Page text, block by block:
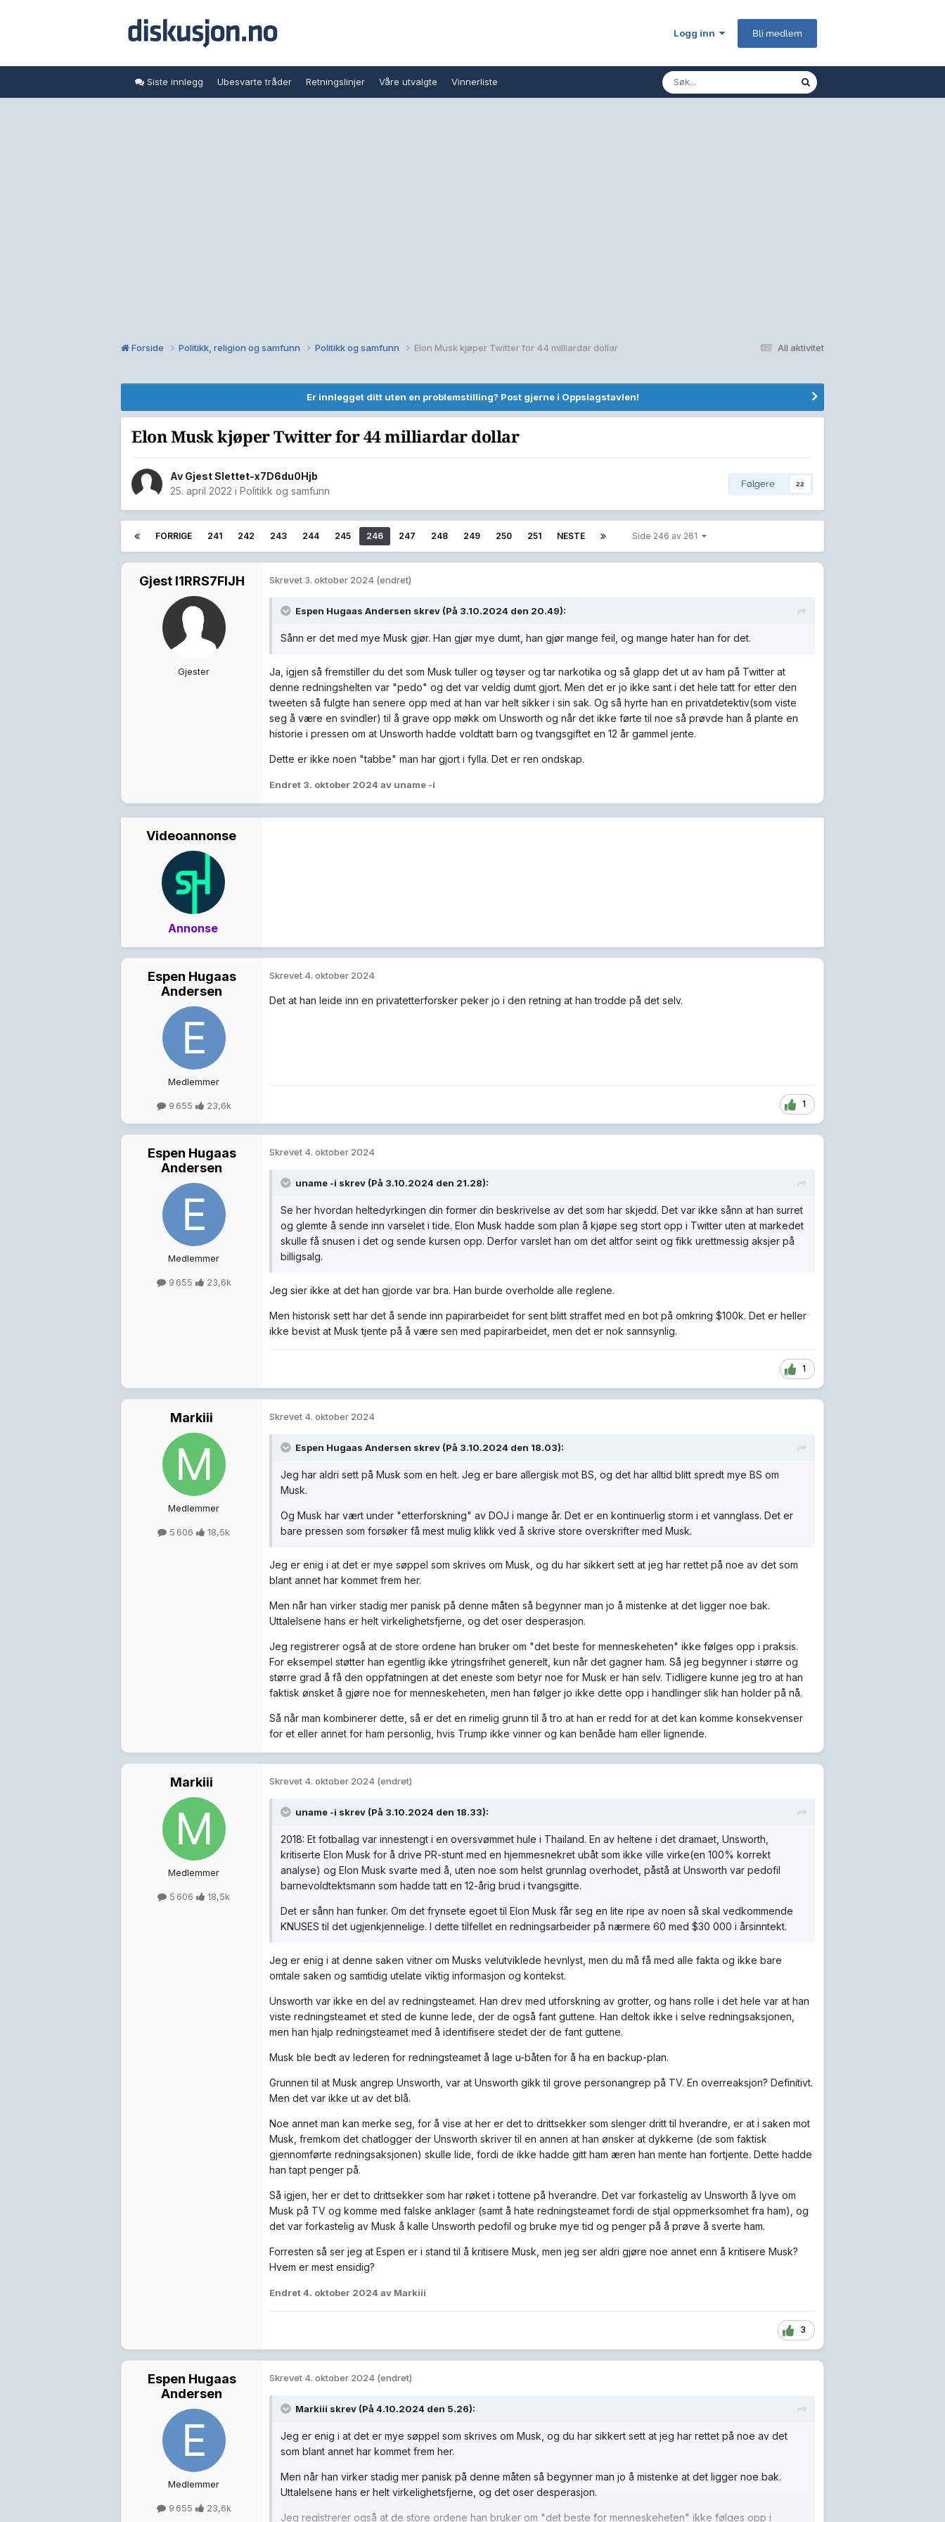
Logg inn Bli medlem
Siste innlegg Ubesvarte tråder Retningslinjer Våre utvalgte Vinnerliste
All aktivitet
Forside Politikk, religion og samfunn Politikk og samfunn Elon Musk kjøper Twitter for 44 milliardar dollar
Er innlegget ditt uten en problemstilling? Post gjerne i Oppslagstavlen!
Elon Musk kjøper Twitter for 44 milliardar dollar
Av Gjest Slettet-x7D6du0Hjb
25. april 2022 i Politikk og samfunn
Følgere 22
FORRIGE 241 242 243 244 245 246 247 248 249 250 251 NESTE Side 246 av 261
Gjest I1RRS7FlJH
Gjester
Skrevet 3. oktober 2024 (endret)
Espen Hugaas Andersen skrev (På 3.10.2024 den 20.49):
Sånn er det med mye Musk gjør. Han gjør mye dumt, han gjør mange feil, og mange hater han for det.
Ja, igjen så fremstiller du det som Musk tuller og tøyser og tar narkotika og så glapp det ut av ham på Twitter at
denne redningshelten var "pedo" og det var veldig dumt gjort. Men det er jo ikke sant i det hele tatt for etter den
tweeten så fulgte han senere opp med at han var helt sikker i sin sak. Og så hyrte han en privatdetektiv(som viste
seg å være en svindler) til å grave opp møkk om Unsworth og når det ikke førte til noe så prøvde han å plante en
historie i pressen om at Unsworth hadde voldtatt barn og tvangsgiftet en 12 år gammel jente.
Dette er ikke noen "tabbe" man har gjort i fylla. Det er ren ondskap.
Endret 3. oktober 2024 av uname -i
Videoannonse
Annonse
Espen Hugaas
Andersen
Medlemmer
9 655 23,6k
Skrevet 4. oktober 2024
Det at han leide inn en privatetterforsker peker jo i den retning at han trodde på det selv.
1
Espen Hugaas
Andersen
Medlemmer
9 655 23,6k
Skrevet 4. oktober 2024
uname -i skrev (På 3.10.2024 den 21.28):
Se her hvordan heltedyrkingen din former din beskrivelse av det som har skjedd. Det var ikke sånn at han surret
og glemte å sende inn varselet i tide. Elon Musk hadde som plan å kjøpe seg stort opp i Twitter uten at markedet
skulle få snusen i det og sende kursen opp. Derfor varslet han om det altfor seint og fikk urettmessig aksjer på
billigsalg.
Jeg sier ikke at det han gjorde var bra. Han burde overholde alle reglene.
Men historisk sett har det å sende inn papirarbeidet for sent blitt straffet med en bot på omkring $100k. Det er heller
ikke bevist at Musk tjente på å være sen med papirarbeidet, men det er nok sannsynlig.
1
Markiii
Medlemmer
5 606 18,5k
Skrevet 4. oktober 2024
Espen Hugaas Andersen skrev (På 3.10.2024 den 18.03):
Jeg har aldri sett på Musk som en helt. Jeg er bare allergisk mot BS, og det har alltid blitt spredt mye BS om
Musk.
Og Musk har vært under "etterforskning" av DOJ i mange år. Det er en kontinuerlig storm i et vannglass. Det er
bare pressen som forsøker få mest mulig klikk ved å skrive store overskrifter med Musk.
Jeg er enig i at det er mye søppel som skrives om Musk, og du har sikkert sett at jeg har rettet på noe av det som
blant annet har kommet frem her.
Men når han virker stadig mer panisk på denne måten så begynner man jo å mistenke at det ligger noe bak.
Uttalelsene hans er helt virkelighetsfjerne, og det oser desperasjon.
Jeg registrerer også at de store ordene han bruker om "det beste for menneskeheten" ikke følges opp i praksis.
For eksempel støtter han egentlig ikke ytringsfrihet generelt, kun når det gagner ham. Så jeg begynner i større og
større grad å få den oppfatningen at det eneste som betyr noe for Musk er han selv. Tidligere kunne jeg tro at han
faktisk ønsket å gjøre noe for menneskeheten, men han følger jo ikke dette opp i handlinger slik han holder på nå.
Så når man kombinerer dette, så er det en rimelig grunn til å tro at han er redd for at det kan komme konsekvenser
for et eller annet for ham personlig, hvis Trump ikke vinner og kan benåde ham eller lignende.
Markiii
Medlemmer
5 606 18,5k
Skrevet 4. oktober 2024 (endret)
uname -i skrev (På 3.10.2024 den 18.33):
2018: Et fotballag var innestengt i en oversvømmet hule i Thailand. En av heltene i det dramaet, Unsworth,
kritiserte Elon Musk for å drive PR-stunt med en hjemmesnekret ubåt som ikke ville virke(en 100% korrekt
analyse) og Elon Musk svarte med å, uten noe som helst grunnlag overhodet, påstå at Unsworth var pedofil
barnevoldtektsmann som hadde tatt en 12-årig brud i tvangsgitte.
Det er sånn han funker. Om det frynsete egoet til Elon Musk får seg en lite ripe av noen så skal vedkommende
KNUSES til det ugjenkjennelige. I dette tilfellet en redningsarbeider på nærmere 60 med $30 000 i årsinntekt.
Jeg er enig i at denne saken vitner om Musks velutviklede hevnlyst, men du må få med alle fakta og ikke bare
omtale saken og samtidig utelate viktig informasjon og kontekst.
Unsworth var ikke en del av redningsteamet. Han drev med utforskning av grotter, og hans rolle i det hele var at han
viste redningsteamet et sted de kunne lede, der de også fant guttene. Han deltok ikke i selve redningsaksjonen,
men han hjalp redningsteamet med å identifisere stedet der de fant guttene.
Musk ble bedt av lederen for redningsteamet å lage u-båten for å ha en backup-plan.
Grunnen til at Musk angrep Unsworth, var at Unsworth gikk til grove personangrep på TV. En overreaksjon? Definitivt.
Men det var ikke ut av det blå.
Noe annet man kan merke seg, for å vise at her er det to drittsekker som slenger dritt til hverandre, er at i saken mot
Musk, fremkom det chatlogger der Unsworth skriver til en annen at han ønsker at dykkerne (de som faktisk
gjennomførte redningsaksjonen) skulle lide, fordi de ikke hadde gitt ham æren han mente han fortjente. Dette hadde
han tapt penger på.
Så igjen, her er det to drittsekker som har røket i tottene på hverandre. Det var forkastelig av Unsworth å lyve om
Musk på TV og komme med falske anklager (samt å hate redningsteamet fordi de stjal oppmerksomhet fra ham), og
det var forkastelig av Musk å kalle Unsworth pedofil og bruke mye tid og penger på å prøve å sverte ham.
Forresten så ser jeg at Espen er i stand til å kritisere Musk, men jeg ser aldri gjøre noe annet enn å kritisere Musk?
Hvem er mest ensidig?
Endret4. oktober 2024 av Markiii
3
Espen Hugaas
Andersen
Medlemmer
9 655 23,6k
Skrevet 4. oktober 2024 (endret)
Markiii skrev (På 4.10.2024 den 5.26):
Jeg er enig i at det er mye søppel som skrives om Musk, og du har sikkert sett at jeg har rettet på noe av det
som blant annet har kommet frem her.
Men når han virker stadig mer panisk på denne måten så begynner man jo å mistenke at det ligger noe bak.
Uttalelsene hans er helt virkelighetsfjerne, og det oser desperasjon.
Jeg registrerer også at de store ordene han bruker om "det beste for menneskeheten" ikke følges opp i